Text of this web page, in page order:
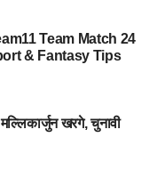
SC, ST, PwD, और
में विशेष छूट प्रदान की
को ही केवल
राज्यों के आरक्षित वर्ग
आवेदन कर सकेंगे।
Team Match 24
& Fantasy Tips
खरगे, चुनावी